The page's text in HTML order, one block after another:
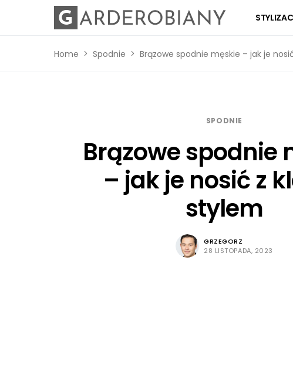
Home Spodnie Brązowe spodnie męskie – jak je
SPODNIE
Brązowe spodnie
– jak je nosić z
stylem
GRZEGORZ
28 LISTOPADA, 2023